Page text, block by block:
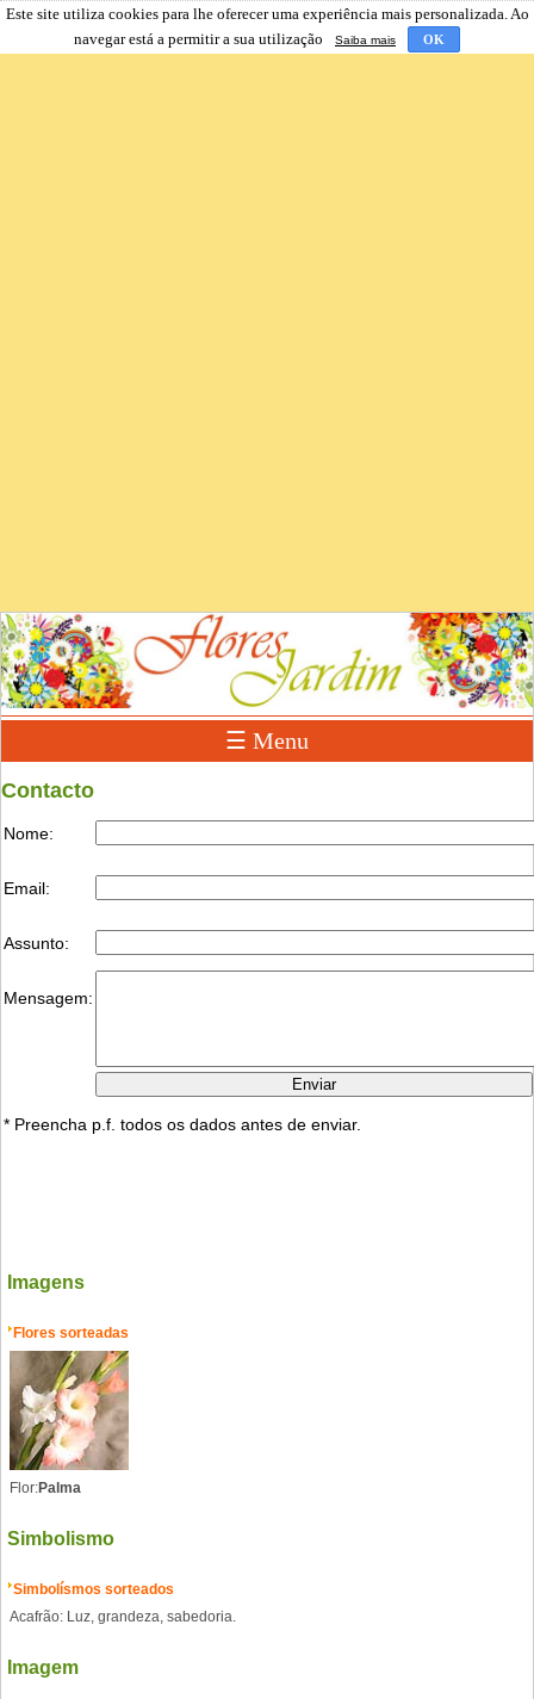
Este site utiliza cookies para lhe oferecer uma experiência mais personalizada. Ao
navegar está a permitir a sua utilização
Saiba mais OK
☰ Menu
Contacto
Nome:
Email:
Assunto:
Mensagem:
* Preencha p.f. todos os dados antes de enviar.
Imagens
Flores sorteadas
Flor:Palma
Simbolismo
Simbolísmos sorteados
Acafrão: Luz, grandeza, sabedoria.
Imagem